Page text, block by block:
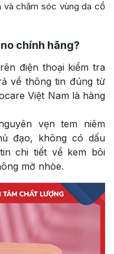
và chăm sóc vùng da cổ
chính hãng?
điện thoại kiểm tra
về thông tin đúng từ
Việt Nam là hàng
vẹn tem niêm
đạo, không có dấu
chi tiết về kem bôi
mờ nhòe.